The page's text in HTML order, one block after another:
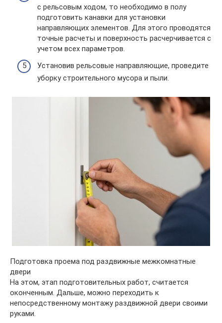
с рельсовым ходом, то необходимо в полу
подготовить канавки для установки
направляющих элементов. Для этого проводятся
точные расчеты и поверхность расчерчивается с
учетом всех параметров.
Установив рельсовые направляющие, проведите
уборку строительного мусора и пыли.
Подготовка проема под раздвижные межкомнатные
двери
На этом, этап подготовительных работ, считается
оконченным. Дальше, можно переходить к
непосредственному монтажу раздвижной двери своими
руками.